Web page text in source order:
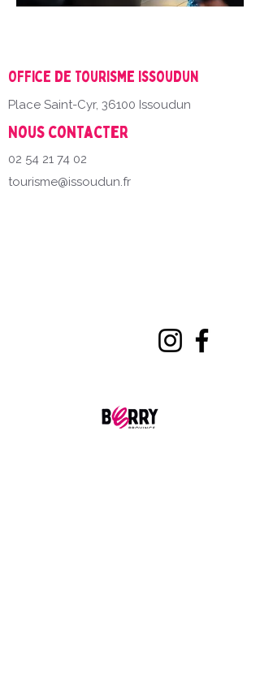
Office de Tourisme Issoudun
Place Saint-Cyr, 36100 Issoudun
Nous contacter
02 54 21 74 02
tourisme@issoudun.fr